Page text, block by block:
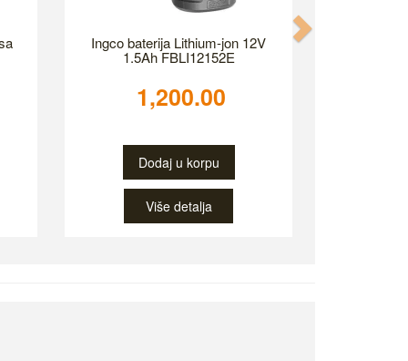
Ingco baterija Lithium-jon 12V
1.5Ah FBLI12152E
1,200.00
Dodaj u korpu
Više detalja